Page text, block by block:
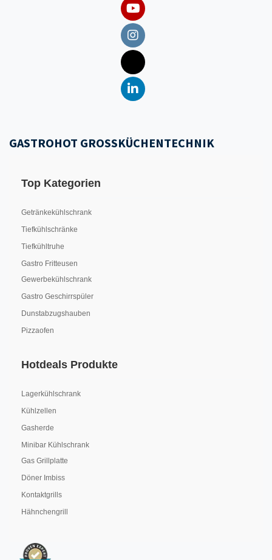
GASTROHOT GROSSKÜCHENTECHNIK
Top Kategorien
Getränkekühlschrank
Tiefkühlschränke
Tiefkühltruhe
Gastro Fritteusen
Gewerbekühlschrank
Gastro Geschirrspüler
Dunstabzugshauben
Pizzaofen
Hotdeals Produkte
Lagerkühlschrank
Kühlzellen
Gasherde
Minibar Kühlschrank
Gas Grillplatte
Döner Imbiss
Kontaktgrills
Hähnchengrill